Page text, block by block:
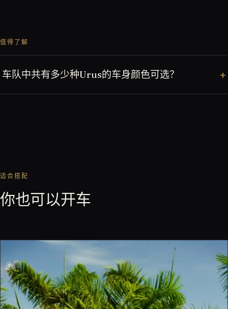
值得了解
车队中共有多少种Urus的车身颜色可选？
适合搭配
你也可以开车